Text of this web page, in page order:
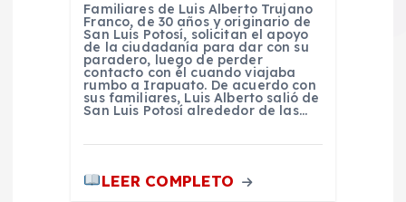
Familiares de Luis Alberto Trujano
Franco, de 30 años y originario de
San Luis Potosí, solicitan el apoyo
de la ciudadanía para dar con su
paradero, luego de perder
contacto con él cuando viajaba
rumbo a Irapuato. De acuerdo con
sus familiares, Luis Alberto salió de
San Luis Potosí alrededor de las…
LEER COMPLETO